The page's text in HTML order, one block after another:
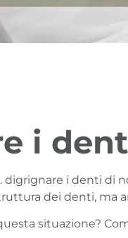
i
digrignare i denti di
dei denti, ma
situazione?